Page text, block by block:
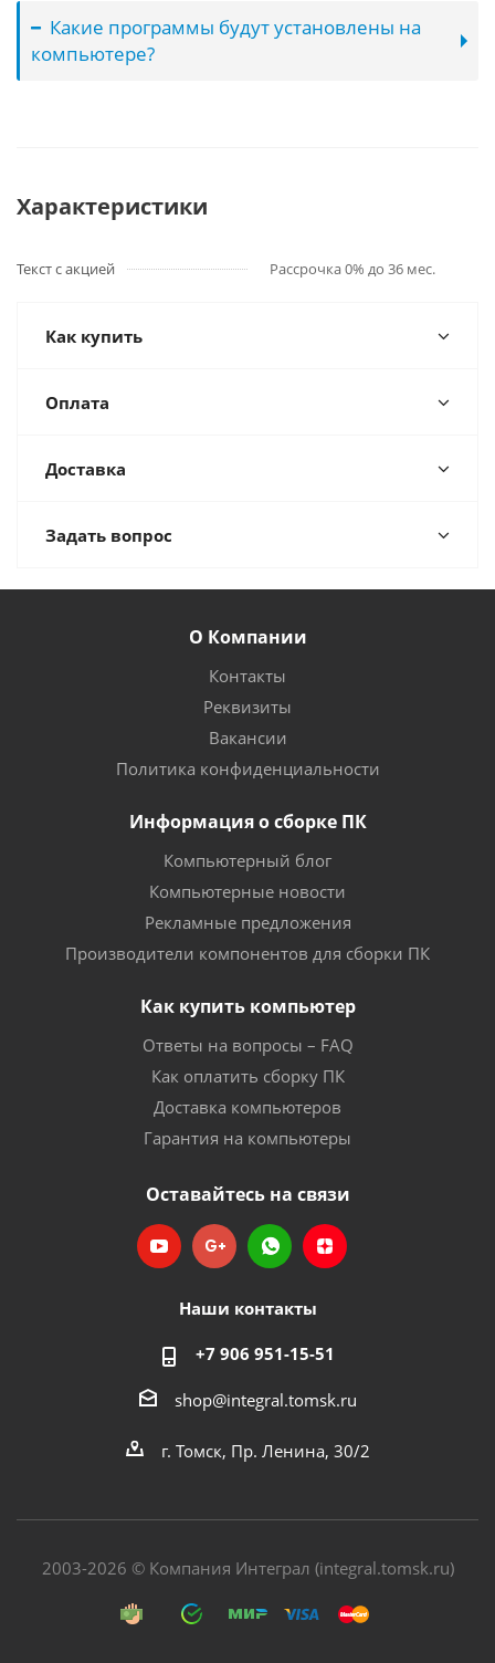
Какие программы будут установлены на
компьютере?
Характеристики
Текст с акцией Рассрочка 0% до 36 мес.
Как купить
Оплата
Доставка
Задать вопрос
О Компании
Контакты
Реквизиты
Вакансии
Политика конфиденциальности
Информация о сборке ПК
Компьютерный блог
Компьютерные новости
Рекламные предложения
Производители компонентов для сборки ПК
Как купить компьютер
Ответы на вопросы – FAQ
Как оплатить сборку ПК
Доставка компьютеров
Гарантия на компьютеры
Оставайтесь на связи
Наши контакты
+7 906 951-15-51
shop@integral.tomsk.ru
г. Томск, Пр. Ленина, 30/2
2003-2026 © Компания Интеграл (integral.tomsk.ru)